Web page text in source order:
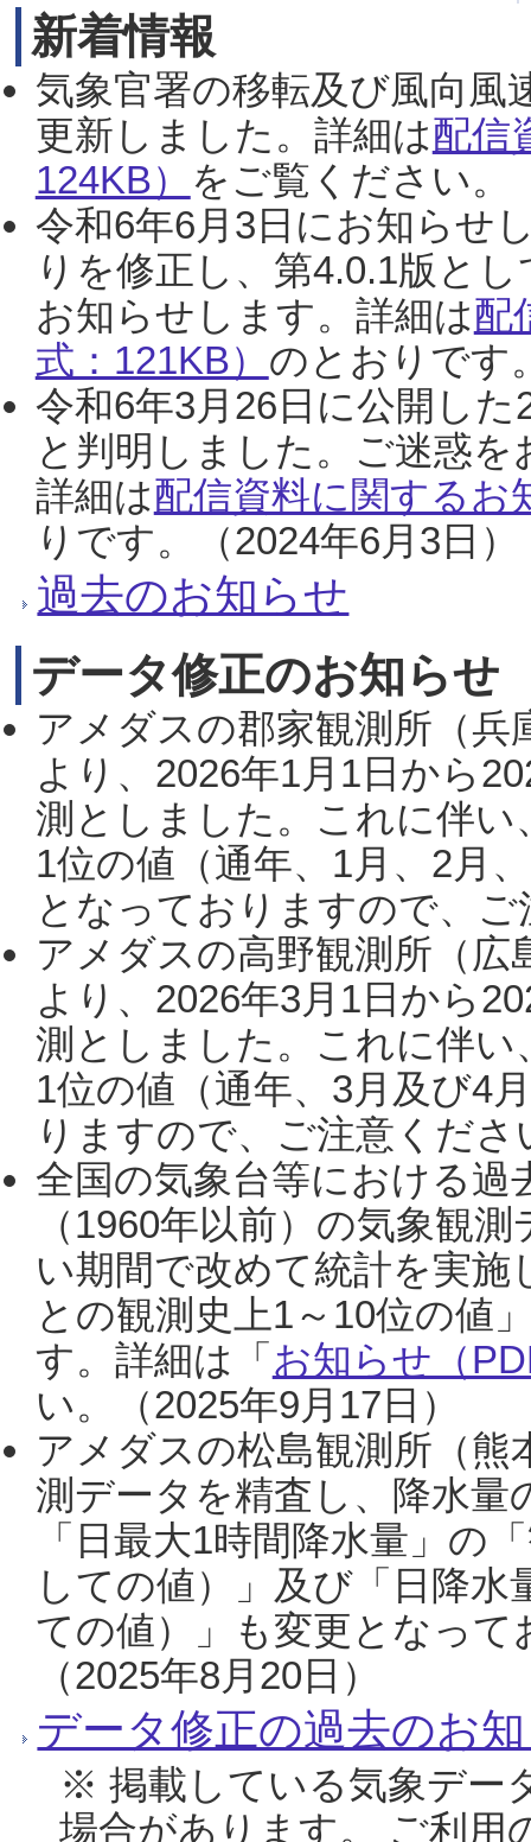
新着情報
気象官署の移転及び風向風
更新しました。詳細は配信
124KB） をご覧ください。
令和6年6月3日にお知らせ
りを修正し、第4.0.1版と
お知らせします。詳細は配
式：121KB） のとおりです
令和6年3月26日に公開し
と判明しました。ご迷惑
詳細は配信資料に関するお
りです。（2024年6月3日）
過去のお知らせ
データ修正のお知らせ
アメダスの郡家観測所（
より、2026年1月1日から
測としました。これに伴い
1位の値（通年、1月、2月
となっておりますので、
アメダスの高野観測所（
より、2026年3月1日から
測としました。これに伴い
1位の値（通年、3月及び4
りますので、ご注意くだ
全国の気象台等における過
（1960年以前）の気象観
い期間で改めて統計を実
との観測史上1～10位の値
す。詳細は「 お知らせ（
い。（2025年9月17日）
アメダスの松島観測所（熊
測データを精査し、降水
「日最大1時間降水量」の
しての値）」及び「日降
ての値）」も変更となっ
（2025年8月20日）
データ修正の過去のお
※ 掲載している気象デー
場合があります。 ご利用